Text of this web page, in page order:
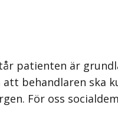
patienten är
behandlaren ska
För oss